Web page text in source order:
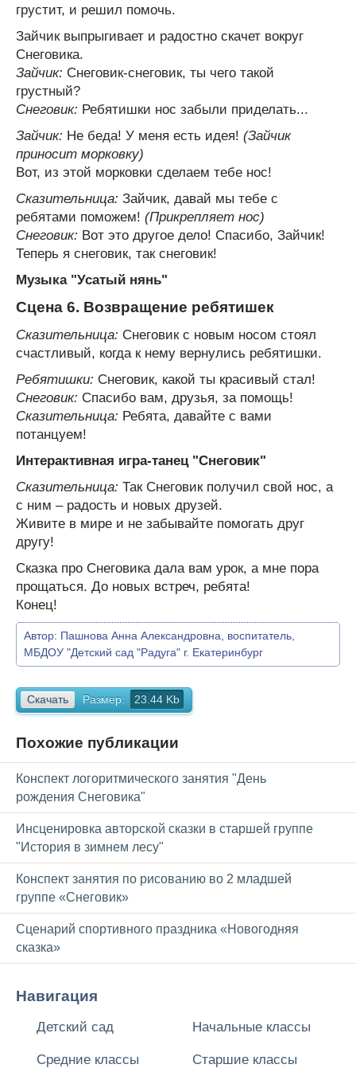
грустит, и решил помочь.
Зайчик выпрыгивает и радостно скачет вокруг
Снеговика.
Зайчик: Снеговик-снеговик, ты чего такой
грустный?
Снеговик: Ребятишки нос забыли приделать...
Зайчик: Не беда! У меня есть идея! (Зайчик
приносит морковку)
Вот, из этой морковки сделаем тебе нос!
Сказительница: Зайчик, давай мы тебе с
ребятами поможем! (Прикрепляет нос)
Снеговик: Вот это другое дело! Спасибо, Зайчик!
Теперь я снеговик, так снеговик!
Музыка "Усатый нянь"
Сцена 6. Возвращение ребятишек
Сказительница: Снеговик с новым носом стоял
счастливый, когда к нему вернулись ребятишки.
Ребятишки: Снеговик, какой ты красивый стал!
Снеговик: Спасибо вам, друзья, за помощь!
Сказительница: Ребята, давайте с вами
потанцуем!
Интерактивная игра-танец "Снеговик"
Сказительница: Так Снеговик получил свой нос, а
с ним – радость и новых друзей.
Живите в мире и не забывайте помогать друг
другу!
Сказка про Снеговика дала вам урок, а мне пора
прощаться. До новых встреч, ребята!
Конец!
Автор: Пашнова Анна Александровна, воспитатель,
МБДОУ "Детский сад "Радуга" г. Екатеринбург
Скачать Размер: 23.44 Kb
Похожие публикации
Конспект логоритмического занятия "День
рождения Снеговика"
Инсценировка авторской сказки в старшей группе
"История в зимнем лесу"
Конспект занятия по рисованию во 2 младшей
группе «Снеговик»
Сценарий спортивного праздника «Новогодняя
сказка»
Навигация
Детский сад Начальные классы
Средние классы Старшие классы